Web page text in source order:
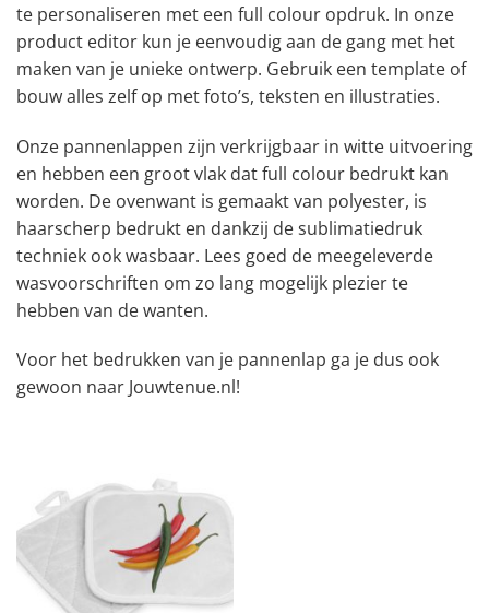
te personaliseren met een full colour opdruk. In onze
product editor kun je eenvoudig aan de gang met het
maken van je unieke ontwerp. Gebruik een template of
bouw alles zelf op met foto’s, teksten en illustraties.
Onze pannenlappen zijn verkrijgbaar in witte uitvoering
en hebben een groot vlak dat full colour bedrukt kan
worden. De ovenwant is gemaakt van polyester, is
haarscherp bedrukt en dankzij de sublimatiedruk
techniek ook wasbaar. Lees goed de meegeleverde
wasvoorschriften om zo lang mogelijk plezier te
hebben van de wanten.
Voor het bedrukken van je pannenlap ga je dus ook
gewoon naar Jouwtenue.nl!